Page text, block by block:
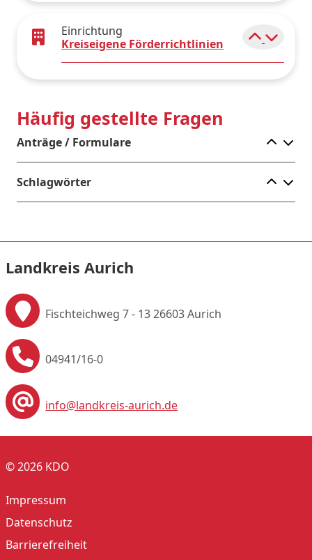
Einrichtung
Kreiseigene Förderrichtlinien
Häufig gestellte Fragen
Anträge / Formulare
Schlagwörter
Landkreis Aurich
Fischteichweg 7 - 1326603 Aurich
04941/16-0
info@landkreis-aurich.de
© 2026 KDO
Impressum
Datenschutz
Barrierefreiheit